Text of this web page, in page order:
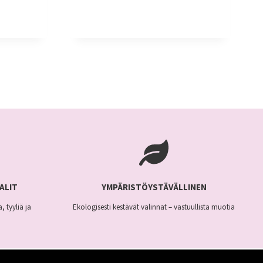
tuotteen
tyyliä ja
YMPÄRISTÖYSTÄVÄLLINEN
Ekologisesti kestävät valinnat – vastuullista muotia